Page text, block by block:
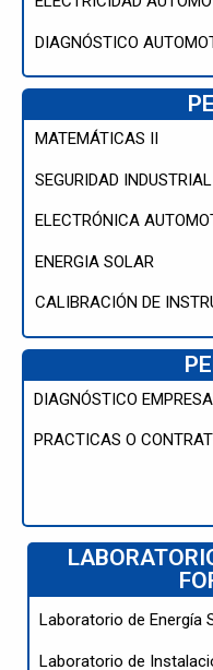
DIAGNÓSTICO
MATEMÁTICAS II
SEGURIDAD
ELECTRÓNICA
ENERGIA SOLAR
CALIBRACIÓN DE
DIAGNÓSTICO
PRACTICAS O
Laboratorio de Energía
Laboratorio de